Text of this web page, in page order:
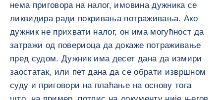
нема приговора на налог, имовина дужника се
ликвидира ради покривања потраживања. Ако
дужник не прихвати налог, он има могућност да
затражи од повериоца да докаже потраживање
пред судом. Дужник има десет дана да измири
заостатак, или пет дана да се обрати извршном
суду и приговори на плаћање на основу тога